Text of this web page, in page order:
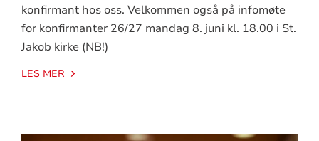
konfirmant hos oss. Velkommen også på infomøte
for konfirmanter 26/27 mandag 8. juni kl. 18.00 i St.
Jakob kirke (NB!)
LES MER